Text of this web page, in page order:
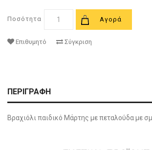
Ποσότητα Αγορά
Επιθυμητό Σύγκριση
ΠΕΡΙΓΡΑΦΉ
Βραχιόλι παιδικό Μάρτης με πεταλούδα με